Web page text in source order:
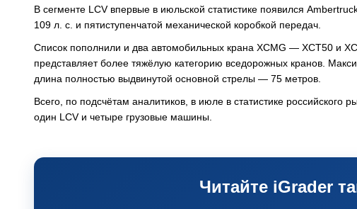
В сегменте LCV впервые в июльской статистике появился
109 л. с. и пятиступенчатой механической коробкой передач.
Список пополнили и два автомобильных крана XCMG — XCT50 и
представляет более тяжёлую категорию вседорожных кранов.
длина полностью выдвинутой основной стрелы — 75 метров.
Всего, по подсчётам аналитиков, в июле в статистике
один LCV и четыре грузовые машины.
Читайте iGrader